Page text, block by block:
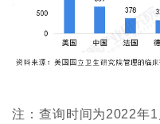
医
注：查询时间为2022年